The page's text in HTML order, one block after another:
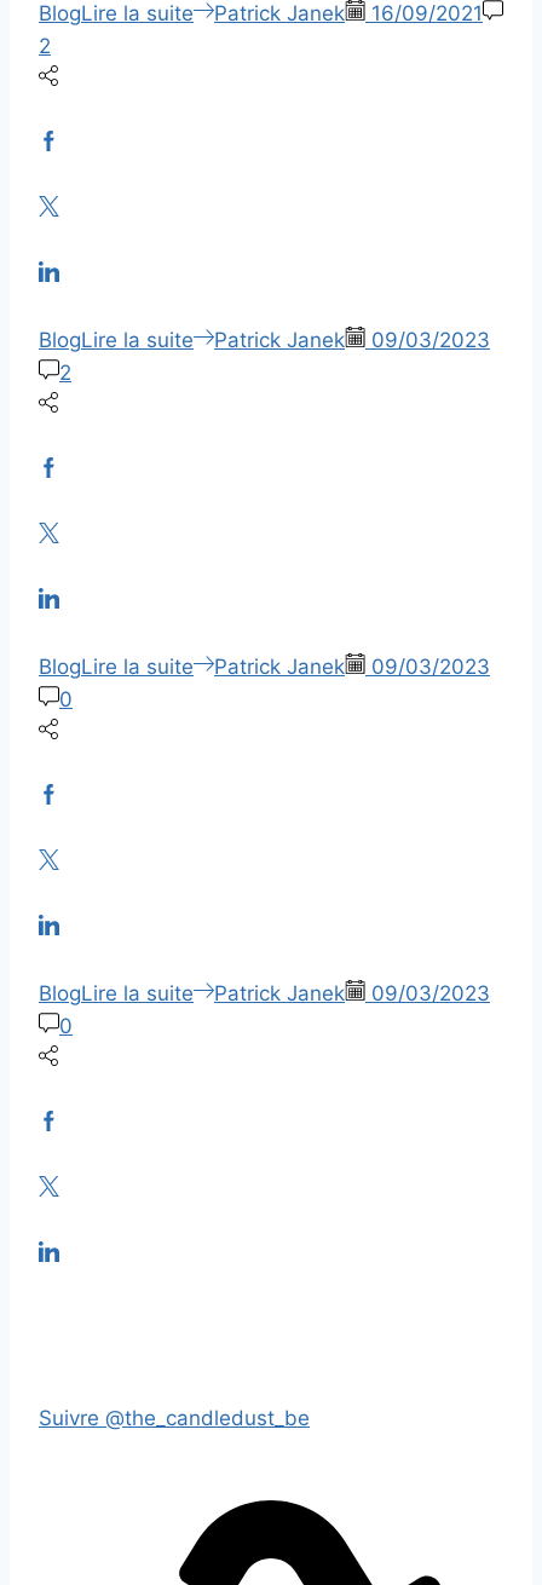
BlogLire la suite Patrick Janek
16/09/2021
2
BlogLire la suite Patrick Janek
09/03/2023
2
BlogLire la suite Patrick Janek
09/03/2023
0
BlogLire la suite Patrick Janek
09/03/2023
0
Suivre @the_candledust_be